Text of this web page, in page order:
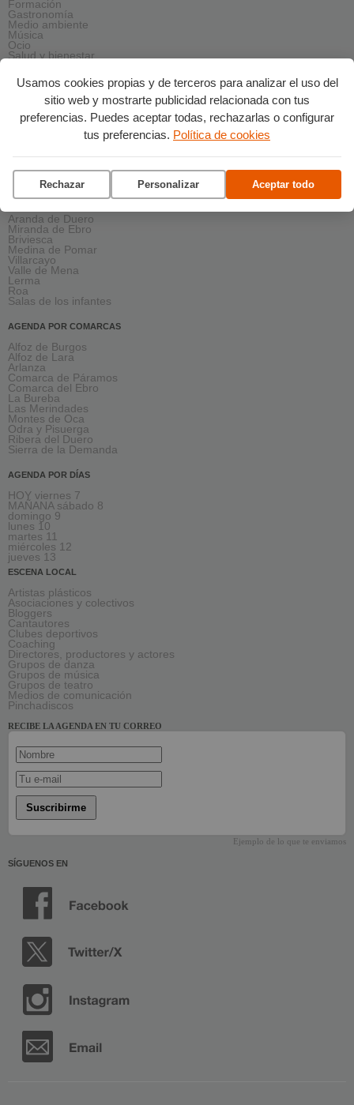
Usamos cookies propias y de terceros para analizar el uso del
sitio web y mostrarte publicidad relacionada con tus
preferencias. Puedes aceptar todas, rechazarlas o configurar
tus preferencias. Política de cookies
Rechazar Personalizar Aceptar todo
Formación
Gastronomía
Medio ambiente
Música
Ocio
Salud y bienestar
Turismo
AGENDA PRÓXIMA
Esta semana
Este fin de semana
Asunción de la Virgen
octubre 2026
noviembre 2026
AGENDA EN LA PROVINCIA
Aranda de Duero
Miranda de Ebro
Briviesca
Medina de Pomar
Villarcayo
Valle de Mena
Lerma
Roa
Salas de los infantes
AGENDA POR COMARCAS
Alfoz de Burgos
Alfoz de Lara
Arlanza
Comarca de Páramos
Comarca del Ebro
La Bureba
Las Merindades
Montes de Oca
Odra y Pisuerga
Ribera del Duero
Sierra de la Demanda
AGENDA POR DÍAS
HOY viernes 7
MAÑANA sábado 8
domingo 9
lunes 10
martes 11
miércoles 12
jueves 13
ESCENA LOCAL
Artistas plásticos
Asociaciones y colectivos
Bloggers
Cantautores
Clubes deportivos
Coaching
Directores, productores y actores
Grupos de danza
Grupos de música
Grupos de teatro
Medios de comunicación
Pinchadiscos
RECIBE LA AGENDA EN TU CORREO
Suscribirme
Ejemplo de lo que te enviamos
SÍGUENOS EN